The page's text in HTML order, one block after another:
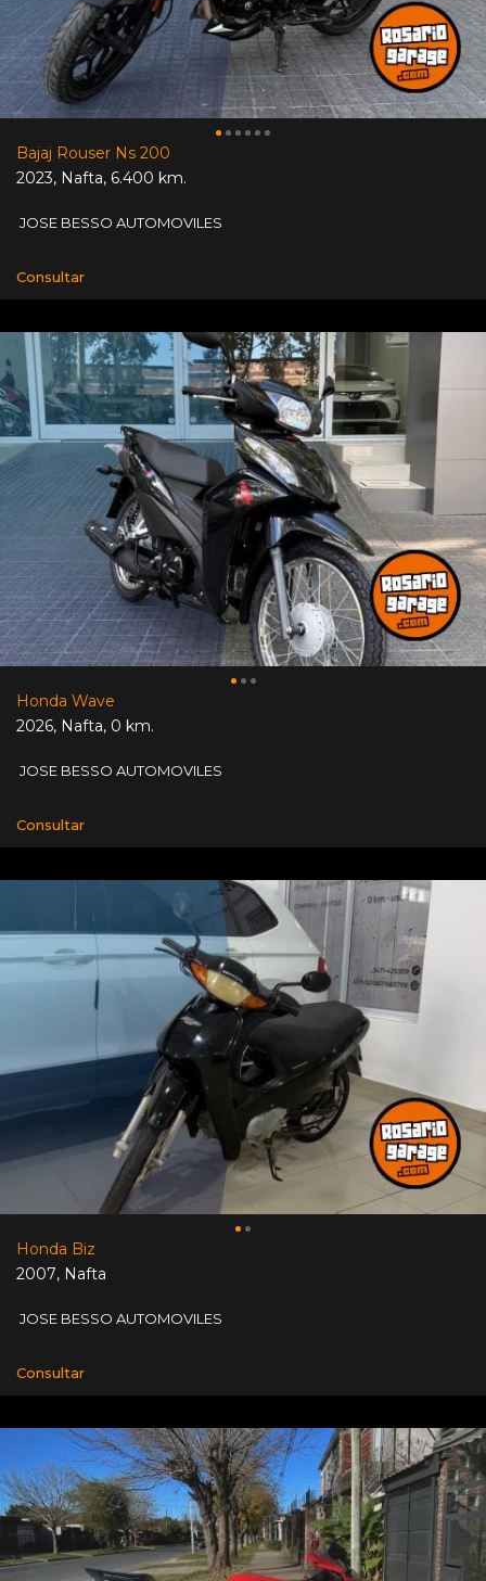
Bajaj Rouser Ns 200
2023, Nafta, 6.400 km.
JOSE BESSO AUTOMOVILES
Consultar
Honda Wave
2026, Nafta, 0 km.
JOSE BESSO AUTOMOVILES
Consultar
Honda Biz
2007, Nafta
JOSE BESSO AUTOMOVILES
Consultar